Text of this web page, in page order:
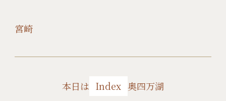
宮崎
本日は Index 奥四万湖